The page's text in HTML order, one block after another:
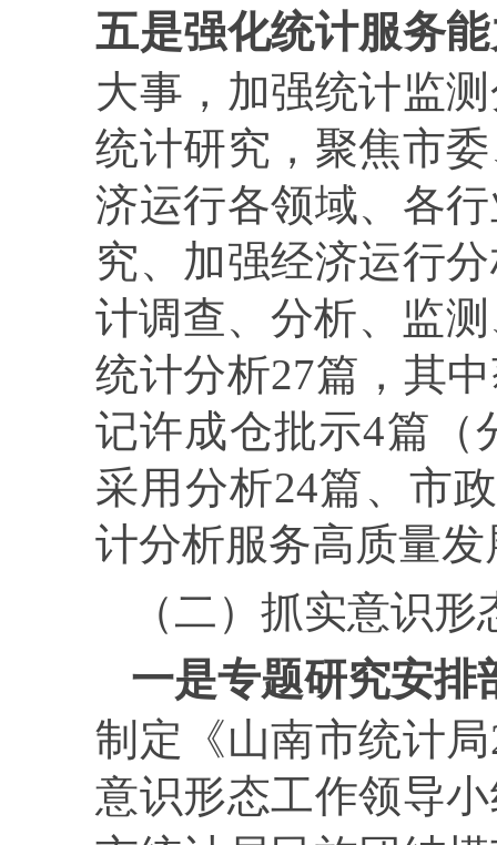
五是强化统计服务
大事，加强统计监
统计研究，聚焦市
济运行各领域、各
究、加强经济运行
计调查、分析、监
统计分析27篇，其
记许成仓批示4篇（
采用分析24篇、市
计分析服务高质量
（二） 抓实意识形
一是专题研究安排
制定《山南市统计局
意识形态工作领导